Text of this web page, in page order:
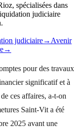
spécialisées dans
judiciaire
judiciaire→ Avenir
→
pour des travaux
significatif et à
ces affaires, a-t-on
Saint-Vit a été
2025 avant une